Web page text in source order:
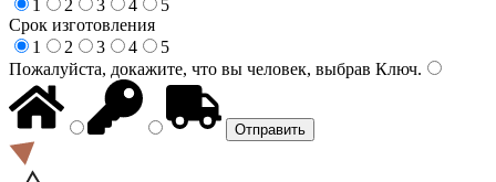
1
2 3 4
5
Срок изготовления
1
2 3 4
5
Пожалуйста, докажите, что вы человек, выбрав Ключ.